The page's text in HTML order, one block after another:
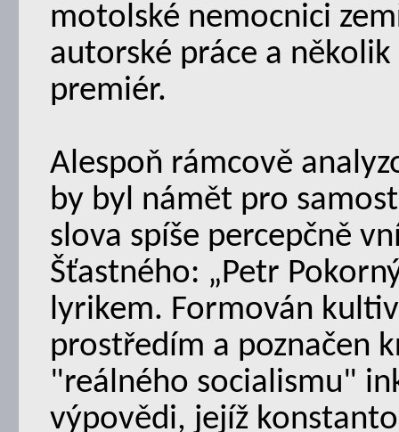
motolské nemocnici
autorské práce a
premiér.
Alespoň rámcově
by byl námět pro
slova spíše percepčně
Šťastného: „Petr
lyrikem. Formován
prostředím a poznačen
"reálného socialismu"
výpovědi, jejíž